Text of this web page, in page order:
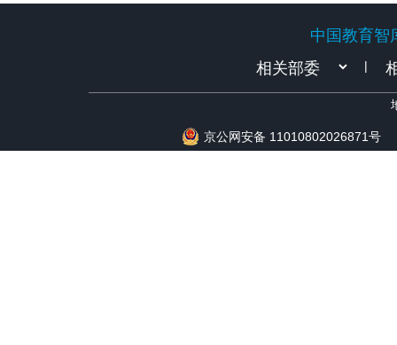
中国教育智
|
京公网安备 11010802026871号